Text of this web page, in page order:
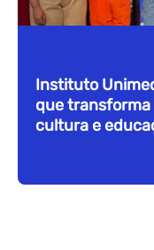
Instituto
que transforma
cultura e